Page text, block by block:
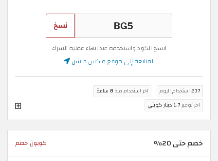
نسخ
انسخ الكود واستخدمه عند انهاء عملية الشراء
المتابعة إلى موقع ماكس فاشن
237 استخدام اليوم اخر استخدام منذ 8 ساعة
اخر توفير1.7 دينار كويتي
خصم حتى 20% كوبون خصم